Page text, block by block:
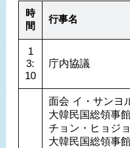
時
間
行事名
1
3:
10
庁内協議
面会 イ・サンヨ
大韓民国総領事
チョン・ヒョジ
大韓民国総領事